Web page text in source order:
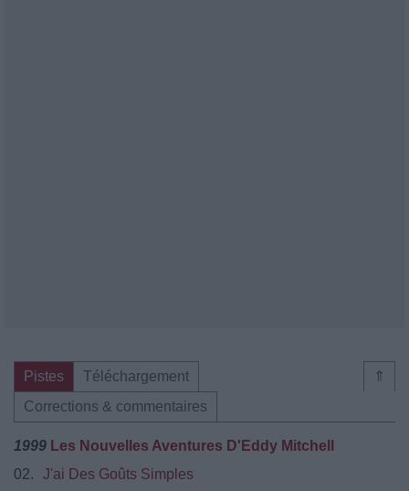
⇑
Pistes
Téléchargement
Corrections & commentaires
1999 Les Nouvelles Aventures D'Eddy Mitchell
02.
J'ai Des Goûts Simples